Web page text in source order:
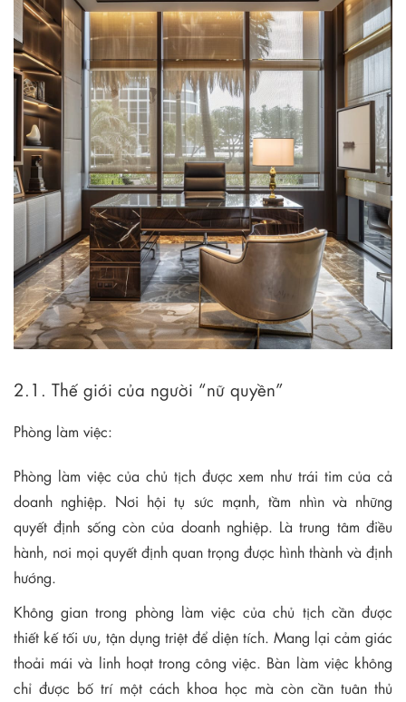
2.1. Thế giới của người “nữ quyền”
Phòng làm việc:
Phòng làm việc của chủ tịch được xem như trái tim của cả
doanh nghiệp. Nơi hội tụ sức mạnh, tầm nhìn và những
quyết định sống còn của doanh nghiệp. Là trung tâm điều
hành, nơi mọi quyết định quan trọng được hình thành và định
hướng.
Không gian trong phòng làm việc của chủ tịch cần được
thiết kế tối ưu, tận dụng triệt để diện tích. Mang lại cảm giác
thoải mái và linh hoạt trong công việc. Bàn làm việc không
chỉ được bố trí một cách khoa học mà còn cần tuân thủ